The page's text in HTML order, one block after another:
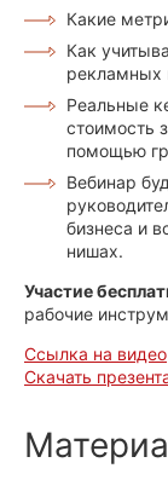
Какие
Как
рекламных
Реальные
стоимость
помощью
Вебинар
бизнеса и
нишах.
Участие
рабочие
Cсылка на видео
Cкачать